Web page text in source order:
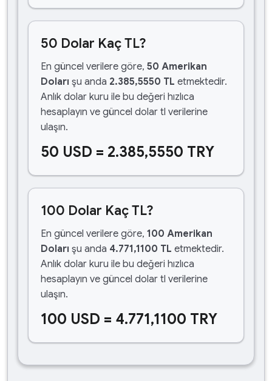
50 Dolar Kaç TL?
En güncel verilere göre, 50 Amerikan
Doları şu anda 2.385,5550 TL etmektedir.
Anlık dolar kuru ile bu değeri hızlıca
hesaplayın ve güncel dolar tl verilerine
ulaşın.
50 USD = 2.385,5550 TRY
100 Dolar Kaç TL?
En güncel verilere göre, 100 Amerikan
Doları şu anda 4.771,1100 TL etmektedir.
Anlık dolar kuru ile bu değeri hızlıca
hesaplayın ve güncel dolar tl verilerine
ulaşın.
100 USD = 4.771,1100 TRY